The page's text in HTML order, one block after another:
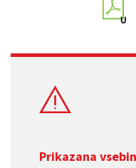
Prikazana